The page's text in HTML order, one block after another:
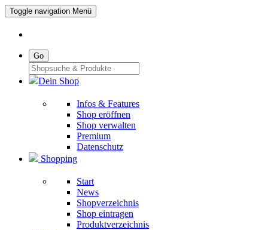
Toggle navigation Menü
Go
Dein Shop
Infos & Features
Shop eröffnen
Shop verwalten
Premium
Datenschutz
Shopping
Start
News
Shopverzeichnis
Shop eintragen
Produktverzeichnis